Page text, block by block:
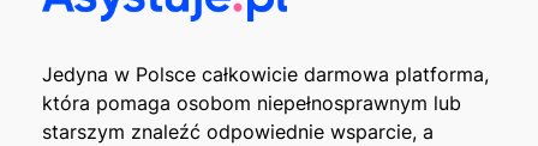
Jedyna w Polsce całkowicie darmowa platforma,
która pomaga osobom niepełnosprawnym lub
starszym znaleźć odpowiednie wsparcie, a